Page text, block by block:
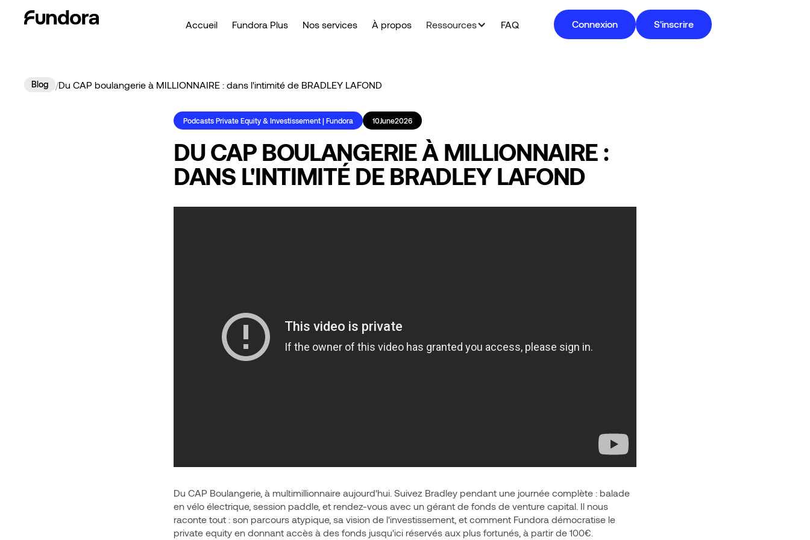
Accueil Fundora Plus Nos services À propos Ressources FAQ Connexion S'inscrire
Blog /Du CAP boulangerie à MILLIONNAIRE : dans l'intimité de BRADLEY LAFOND
Podcasts Private Equity & Investissement | Fundora 10June2026
DU CAP BOULANGERIE À MILLIONNAIRE :
DANS L'INTIMITÉ DE BRADLEY LAFOND
Du CAP Boulangerie, à multimillionnaire aujourd'hui. Suivez Bradley pendant une journée complète : balade
en vélo électrique, session paddle, et rendez-vous avec un gérant de fonds de venture capital. Il nous
raconte tout : son parcours atypique, sa vision de l'investissement, et comment Fundora démocratise le
private equity en donnant accès à des fonds jusqu'ici réservés aux plus fortunés, à partir de 100€.